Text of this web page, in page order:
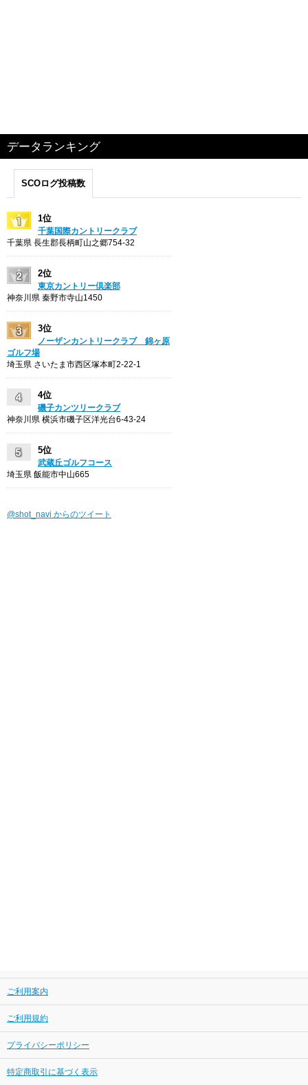
データランキング
SCOログ投稿数
1位
千葉国際カントリークラブ
千葉県 長生郡長柄町山之郷754-32
2位
東京カントリー倶楽部
神奈川県 秦野市寺山1450
3位
ノーザンカントリークラブ 錦ヶ原
ゴルフ場
埼玉県 さいたま市西区塚本町2-22-1
4位
磯子カンツリークラブ
神奈川県 横浜市磯子区洋光台6-43-24
5位
武蔵丘ゴルフコース
埼玉県 飯能市中山665
@shot_navi からのツイート
ご利用案内
ご利用規約
プライバシーポリシー
特定商取引に基づく表示